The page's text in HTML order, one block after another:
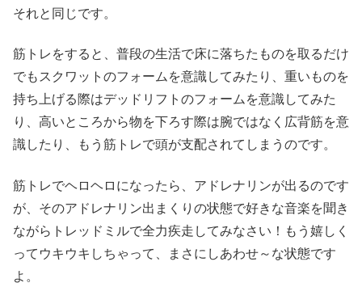
それと同じです。
筋トレをすると、普段の生活で床に落ちたものを取るだけ
でもスクワットのフォームを意識してみたり、重いものを
持ち上げる際はデッドリフトのフォームを意識してみた
り、高いところから物を下ろす際は腕ではなく広背筋を意
識したり、もう筋トレで頭が支配されてしまうのです。
筋トレでヘロヘロになったら、アドレナリンが出るのです
が、そのアドレナリン出まくりの状態で好きな音楽を聞き
ながらトレッドミルで全力疾走してみなさい！もう嬉しく
ってウキウキしちゃって、まさにしあわせ～な状態です
よ。